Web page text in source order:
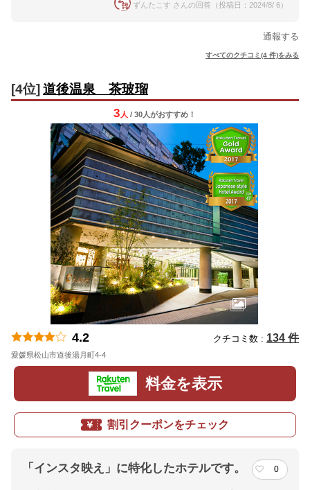
ずんたこす さんの回答（投稿日：2024/8/ 6）
通報する
すべてのクチコミ(4 件)をみる
[4位] 道後温泉 茶玻瑠
3 人 / 30人がおすすめ！
4.2 クチコミ数 : 134 件
愛媛県松山市道後湯月町4-4
料金を表示
割引クーポンをチェック
「インスタ映え」に特化したホテルです。 0